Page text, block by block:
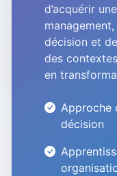
d’acquérir
décision et
des
en
Approche
décision